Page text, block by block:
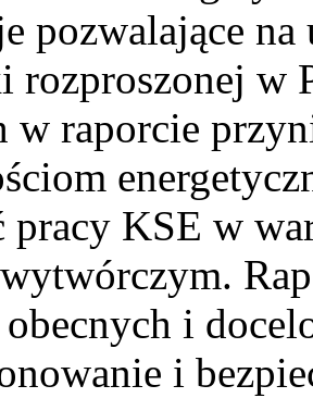
pozwalające
rozproszonej w
w raporcie
pracy KSE w
obecnych i
i